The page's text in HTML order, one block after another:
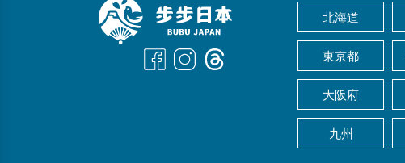
北海道
東京都
大阪府
九州